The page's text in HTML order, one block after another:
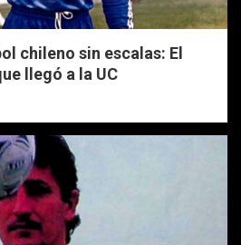
chileno sin escalas: El
llegó a la UC